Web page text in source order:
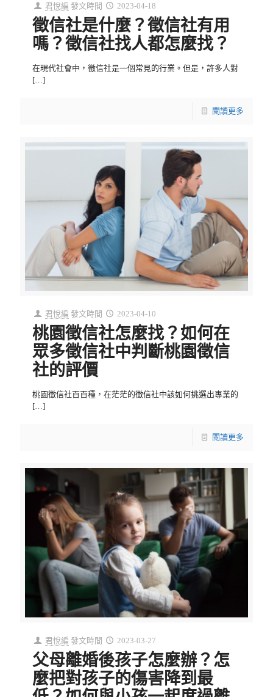
君悅編 發文時間 2023-04-18
徵信社是什麼？徵信社有用
嗎？徵信社找人都怎麼找？
在現代社會中，徵信社是一個常見的行業。但是，許多人對
[…]
閱讀更多
君悅編 發文時間 2023-04-10
桃園徵信社怎麼找？如何在
眾多徵信社中判斷桃園徵信
社的評價
桃園徵信社百百種，在茫茫的徵信社中該如何挑選出專業的
[…]
閱讀更多
君悅編 發文時間 2023-03-27
父母離婚後孩子怎麼辦？怎
麼把對孩子的傷害降到最